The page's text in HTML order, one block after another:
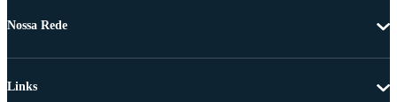
Nossa Rede
Links